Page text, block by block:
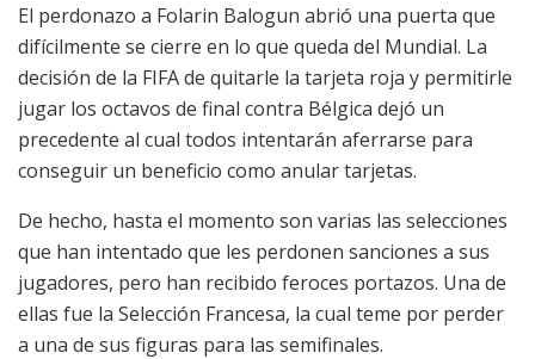
El perdonazo a Folarin Balogun abrió una puerta que
difícilmente se cierre en lo que queda del Mundial. La
decisión de la FIFA de quitarle la tarjeta roja y permitirle
jugar los octavos de final contra Bélgica dejó un
precedente al cual todos intentarán aferrarse para
conseguir un beneficio como anular tarjetas.
De hecho, hasta el momento son varias las selecciones
que han intentado que les perdonen sanciones a sus
jugadores, pero han recibido feroces portazos. Una de
ellas fue la Selección Francesa, la cual teme por perder
a una de sus figuras para las semifinales.